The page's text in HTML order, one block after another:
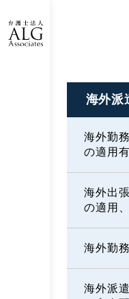
海外派
海外勤
の適用
海外出
の適用
海外勤
海外派